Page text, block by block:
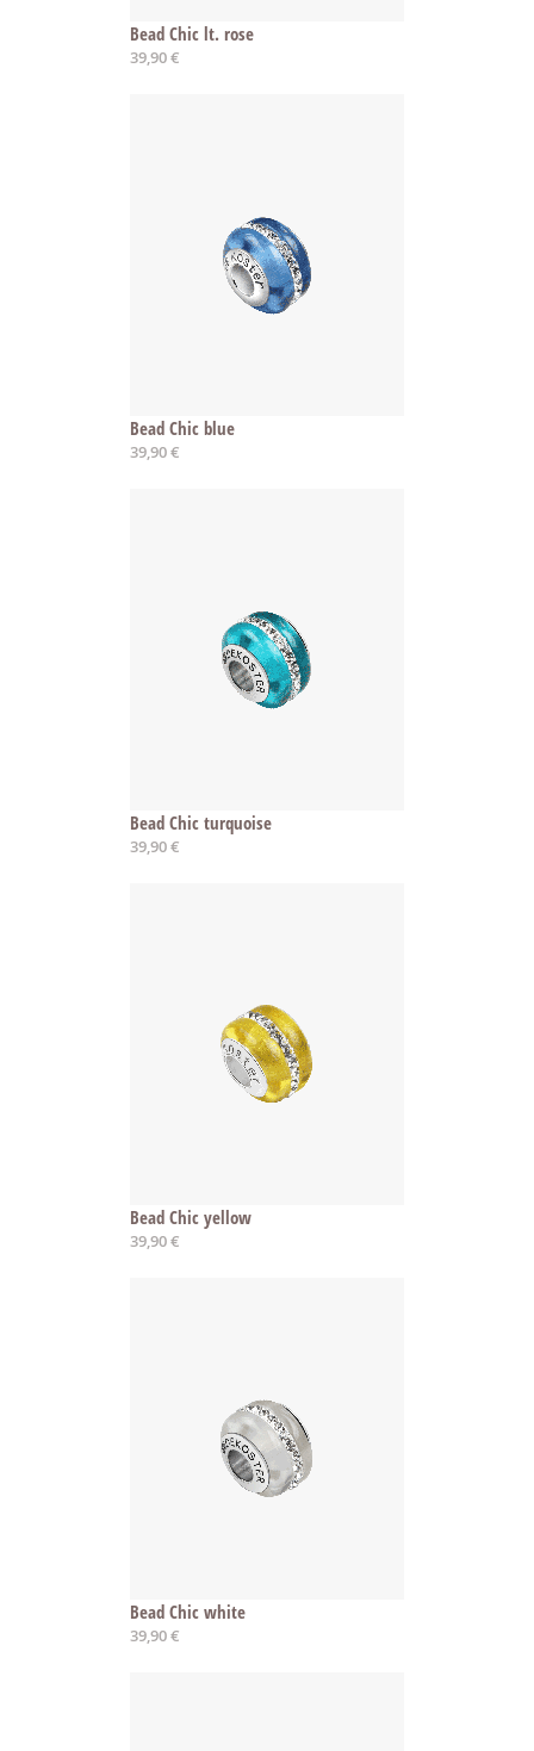
Bead Chic lt. rose
39,90 €
Bead Chic blue
39,90 €
Bead Chic turquoise
39,90 €
Bead Chic yellow
39,90 €
Bead Chic white
39,90 €